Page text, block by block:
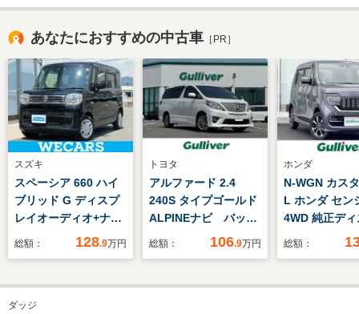
あなたにおすすめの中古車 ［PR］
スズキ
スペーシア 660 ハイ
ブリッド G ディスプ
レイオーディオ+ナビ
8インチ/セーフティサ
線逸脱防止支援システ
ム/Bluetooth接
総額： 128.9万円
トヨタ
アルファード 2.4
240S タイプゴールド
ALPINEナビ バック
カメラ 両パワースラ
ー サンルーフ クル
総額： 106.9万円
ホンダ
N-WGN カス
L ホンダ セン
4WD 純正デ
イオーディ
ルーズコン
総額：
ダッジ